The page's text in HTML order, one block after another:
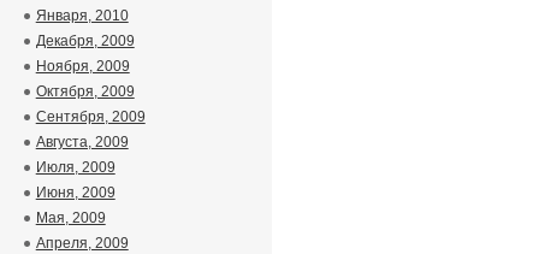
Января, 2010
Декабря, 2009
Ноября, 2009
Октября, 2009
Сентября, 2009
Августа, 2009
Июля, 2009
Июня, 2009
Мая, 2009
Апреля, 2009